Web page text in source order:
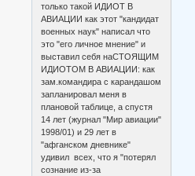
только такой ИДИОТ В
АВИАЦИИ как этот "кандидат
военных наук" написал что
это "его личное мнение" и
выставил себя наСТОЯЩИМ
ИДИОТОМ В АВИАЦИИ: как
зам.командира с карандашом
запланировал меня в
плановой таблице, а спустя
14 лет (журнал "Мир авиации"
1998/01) и 29 лет в
"афганском дневнике"
удивил всех, что я "потерял
сознание из-за